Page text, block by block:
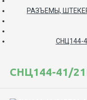
РАЗЪЕМЫ,
СНЦ144-
СНЦ144-41/